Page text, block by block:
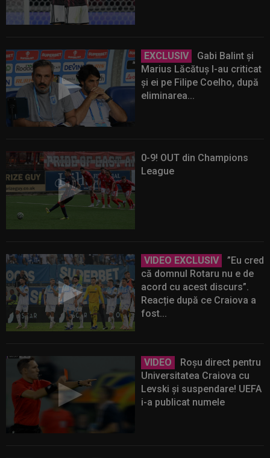
EXCLUSIV
Gabi Balint și
Marius Lăcătuș l-au criticat
și ei pe Filipe Coelho, după
eliminarea...
0-9! OUT din Champions
League
VIDEO EXCLUSIV
”Eu cred
că domnul Rotaru nu e de
acord cu acest discurs”.
Reacție după ce Craiova a
fost...
VIDEO
Roșu direct pentru
Universitatea Craiova cu
Levski și suspendare! UEFA
i-a publicat numele